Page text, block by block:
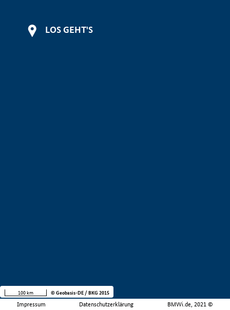
LOS GEHT'S
Impressum Datenschutzerklärung BMWi.de, 2021 ©
100 km © Geobasis-DE / BKG 2015